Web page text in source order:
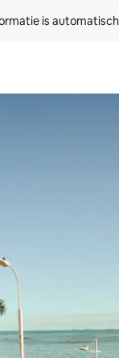
is
de pijltjestoetsen